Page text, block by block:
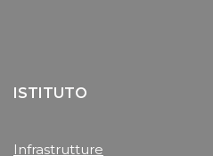
ISTITUTO
Infrastrutture